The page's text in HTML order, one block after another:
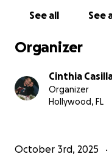
See all See
Organizer
Cinthia
Organizer
Hollywood, FL
October 3rd, 2025